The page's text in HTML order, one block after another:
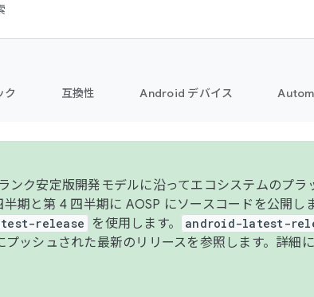
ク 互換性 Android デバイス
ンク安定版開発モデルに沿ってエコシステムのプ
期と第 4 四半期に AOSP にソースコードを公開し
release を使用します。 android-latest-
プッシュされた最新のリリースを参照します。詳細に